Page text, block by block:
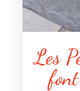
Les